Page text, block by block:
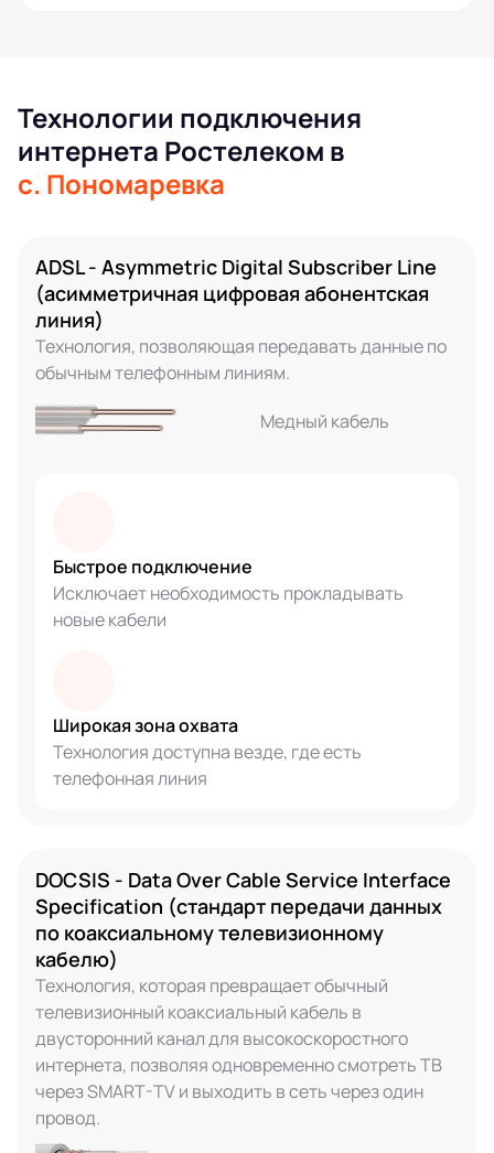
Технологии подключения
интернета Ростелеком в
с. Пономаревка
ADSL - Asymmetric Digital Subscriber Line
(асимметричная цифровая абонентская
линия)
Технология, позволяющая передавать данные по
обычным телефонным линиям.
Медный кабель
Быстрое подключение
Исключает необходимость прокладывать
новые кабели
Широкая зона охвата
Технология доступна везде, где есть
телефонная линия
DOCSIS - Data Over Cable Service Interface
Specification (стандарт передачи данных
по коаксиальному телевизионному
кабелю)
Технология, которая превращает обычный
телевизионный коаксиальный кабель в
двусторонний канал для высокоскоростного
интернета, позволяя одновременно смотреть ТВ
через SMART-TV и выходить в сеть через один
провод.